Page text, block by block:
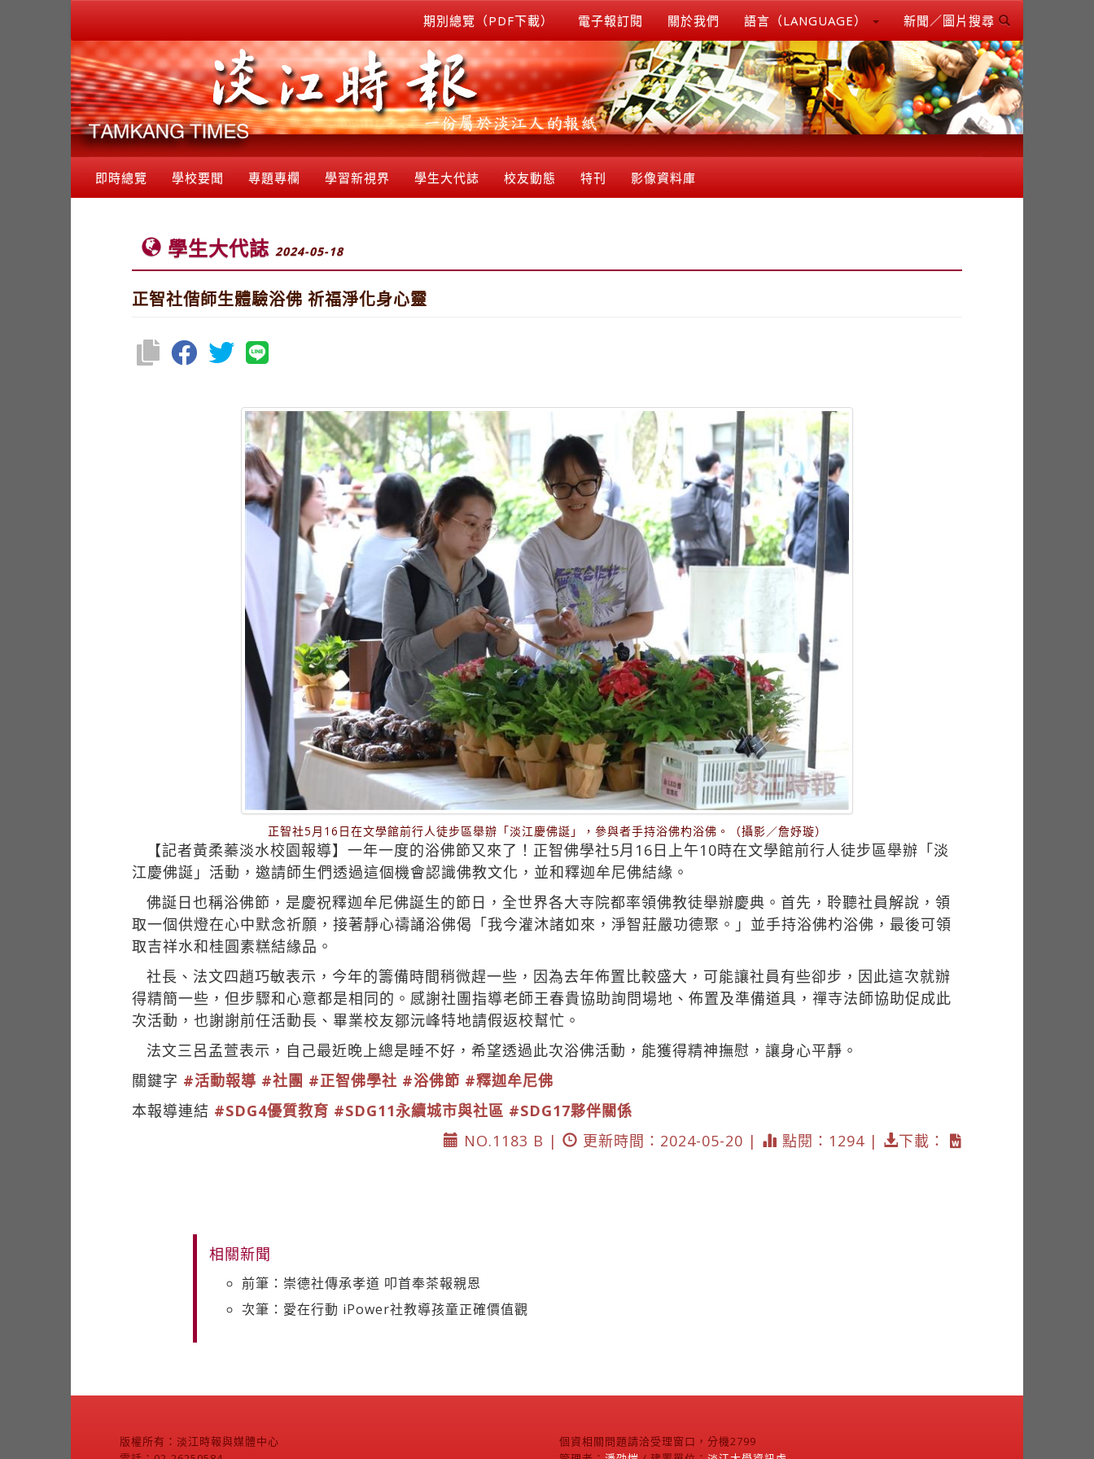
期別總覽（PDF下載） 電子報訂閱 關於我們 語言（LANGUAGE） 新聞／圖片搜尋
即時總覽 學校要聞 專題專欄 學習新視界 學生大代誌 校友動態 特刊 影像資料庫
學生大代誌 2024-05-18
正智社偕師生體驗浴佛 祈福淨化身心靈
正智社5月16日在文學館前行人徒步區舉辦「淡江慶佛誕」，參與者手持浴佛杓浴佛。（攝影／詹妤璇）
【記者黃柔蓁淡水校園報導】一年一度的浴佛節又來了！正智佛學社5月16日上午10時在文學館前行人徒步區舉辦「淡
江慶佛誕」活動，邀請師生們透過這個機會認識佛教文化，並和釋迦牟尼佛結緣。
佛誕日也稱浴佛節，是慶祝釋迦牟尼佛誕生的節日，全世界各大寺院都率領佛教徒舉辦慶典。首先，聆聽社員解說，領
取一個供燈在心中默念祈願，接著靜心禱誦浴佛偈「我今灌沐諸如來，淨智莊嚴功德聚。」並手持浴佛杓浴佛，最後可領
取吉祥水和桂圓素糕結緣品。
社長、法文四趙巧敏表示，今年的籌備時間稍微趕一些，因為去年佈置比較盛大，可能讓社員有些卻步，因此這次就辦
得精簡一些，但步驟和心意都是相同的。感謝社團指導老師王春貴協助詢問場地、佈置及準備道具，禪寺法師協助促成此
次活動，也謝謝前任活動長、畢業校友鄒沅峰特地請假返校幫忙。
法文三呂孟萱表示，自己最近晚上總是睡不好，希望透過此次浴佛活動，能獲得精神撫慰，讓身心平靜。
關鍵字 #活動報導 #社團 #正智佛學社 #浴佛節 #釋迦牟尼佛
本報導連結 #SDG4優質教育 #SDG11永續城市與社區 #SDG17夥伴關係
NO.1183 B |
更新時間：2024-05-20 | 點閱：1294 | 下載：
相關新聞
前筆：崇德社傳承孝道 叩首奉茶報親恩
次筆：愛在行動 iPower社教導孩童正確價值觀
版權所有：淡江時報與媒體中心
個資相關問題請洽受理窗口，分機2799